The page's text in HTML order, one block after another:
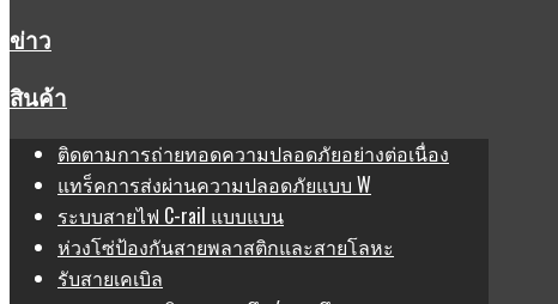
ข่าว
สินค้า
ติดตามการถ่ายทอดความปลอดภัยอย่างต่อเนื่อง
แทร็คการส่งผ่านความปลอดภัยแบบ W
ระบบสายไฟ C-rail แบบแบน
ห่วงโซ่ป้องกันสายพลาสติกและสายโลหะ
รับสายเคเบิล